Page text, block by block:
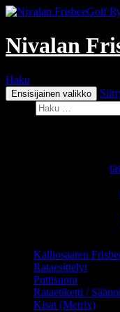
Nivalan
Haku
Ensisijainen valikko
Kalliosaaren
Rataesittelyt
Puttisuora
Rataetiketti /
Kisat (Metrix)